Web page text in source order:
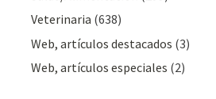
Veterinaria (638)
Web, artículos destacados (3)
Web, artículos especiales (2)